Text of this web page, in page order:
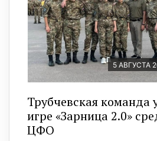
5 АВГУСТА
Трубчевская команда
игре «Зарница 2.0»
ЦФО